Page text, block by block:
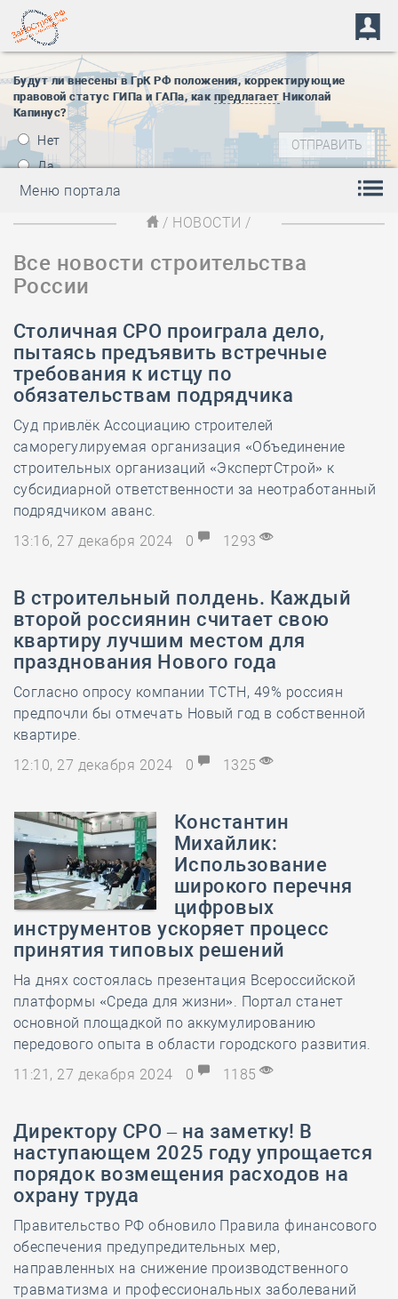
Будут ли внесены в ГрК РФ положения, корректирующие
правовой статус ГИПа и ГАПа, как предлагает Николай
Капинус?
Нет
Да
Меню портала
/ НОВОСТИ /
Все новости строительства
России
Столичная СРО проиграла дело,
пытаясь предъявить встречные
требования к истцу по
обязательствам подрядчика
Суд привлёк Ассоциацию строителей
саморегулируемая организация «Объединение
строительных организаций «ЭкспертСтрой» к
субсидиарной ответственности за неотработанный
подрядчиком аванс.
13:16, 27 декабря 2024
0 1293
В строительный полдень. Каждый
второй россиянин считает свою
квартиру лучшим местом для
празднования Нового года
Согласно опросу компании ТСТН, 49% россиян
предпочли бы отмечать Новый год в собственной
квартире.
12:10, 27 декабря 2024
0 1325
Константин
Михайлик:
Использование
широкого перечня
цифровых
инструментов ускоряет процесс
принятия типовых решений
На днях состоялась презентация Всероссийской
платформы «Среда для жизни». Портал станет
основной площадкой по аккумулированию
передового опыта в области городского развития.
11:21, 27 декабря 2024
0 1185
Директору СРО – на заметку! В
наступающем 2025 году упрощается
порядок возмещения расходов на
охрану труда
Правительство РФ обновило Правила финансового
обеспечения предупредительных мер,
направленных на снижение производственного
травматизма и профессиональных заболеваний